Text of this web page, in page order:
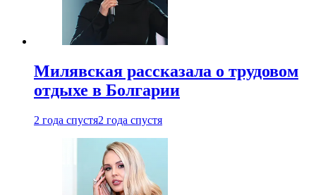
Милявская рассказала о трудовом
отдыхе в Болгарии
2 года спустя2 года спустя